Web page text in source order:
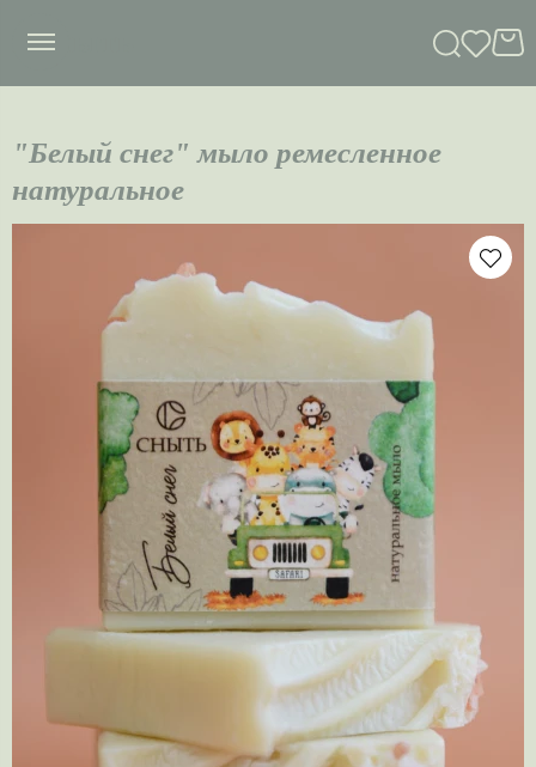
сныть
"Белый снег" мыло ремесленное
натуральное